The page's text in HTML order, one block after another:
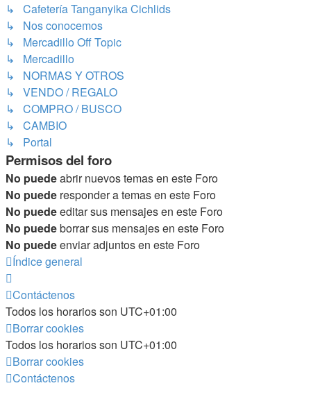
↳ Cafetería Tanganyika Cichlids
↳ Nos conocemos
↳ Mercadillo Off Topic
↳ Mercadillo
↳ NORMAS Y OTROS
↳ VENDO / REGALO
↳ COMPRO / BUSCO
↳ CAMBIO
↳ Portal
Permisos del foro
No puedeabrir nuevos temas en este Foro
No puede responder a temas en este Foro
No puedeeditar sus mensajes en este Foro
No puedeborrar sus mensajes en este Foro
No puedeenviar adjuntos en este Foro
Índice general
Contáctenos
Todos los horarios son UTC+01:00
Borrar cookies
Todos los horarios son UTC+01:00
Borrar cookies
Contáctenos